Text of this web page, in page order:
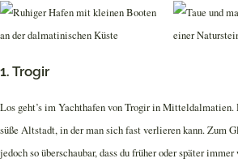
1. Trogir
Los geht’s im Yachthafen von Trogir in
süße Altstadt, in der man sich fast verlieren kann. Zum
jedoch so überschaubar, dass du früher oder später